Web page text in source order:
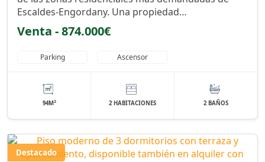
Escaldes-Engordany. Una propiedad…
Venta - 874.000€
Parking Ascensor
94M2 2 HABITACIONES 2 BAÑOS
Destacado